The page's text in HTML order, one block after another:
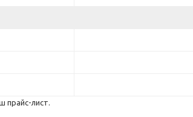
прайс-лист.